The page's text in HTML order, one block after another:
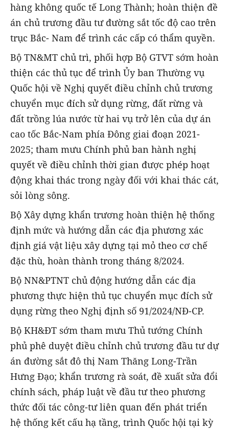
hàng không quốc tế Long Thành; hoàn thiện đề
án chủ trương đầu tư đường sắt tốc độ cao trên
trục Bắc- Nam để trình các cấp có thẩm quyền.
Bộ TN&MT chủ trì, phối hợp Bộ GTVT sớm hoàn
thiện các thủ tục để trình Ủy ban Thường vụ
Quốc hội về Nghị quyết điều chỉnh chủ trương
chuyển mục đích sử dụng rừng, đất rừng và
đất trồng lúa nước từ hai vụ trở lên của dự án
cao tốc Bắc-Nam phía Đông giai đoạn 2021-
2025; tham mưu Chính phủ ban hành nghị
quyết về điều chỉnh thời gian được phép hoạt
động khai thác trong ngày đối với khai thác cát,
sỏi lòng sông.
Bộ Xây dựng khẩn trương hoàn thiện hệ thống
định mức và hướng dẫn các địa phương xác
định giá vật liệu xây dựng tại mỏ theo cơ chế
đặc thù, hoàn thành trong tháng 8/2024.
Bộ NN&PTNT chủ động hướng dẫn các địa
phương thực hiện thủ tục chuyển mục đích sử
dụng rừng theo Nghị định số 91/2024/NĐ-CP.
Bộ KH&ĐT sớm tham mưu Thủ tướng Chính
phủ phê duyệt điều chỉnh chủ trương đầu tư dự
án đường sắt đô thị Nam Thăng Long-Trần
Hưng Đạo; khẩn trương rà soát, đề xuất sửa đổi
chính sách, pháp luật về đầu tư theo phương
thức đối tác công-tư liên quan đến phát triển
hệ thống kết cấu hạ tầng, trình Quốc hội tại kỳ